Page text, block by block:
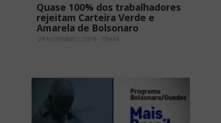
Quase 100% dos trabalhadores
rejeitam Carteira Verde e
Amarela de Bolsonaro
29 NOVEMBRO, 2019 - 15H44